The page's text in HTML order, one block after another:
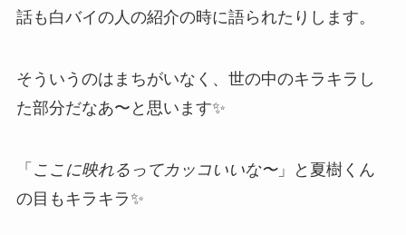
話も白バイの人の紹介の時に語られたりします。
そういうのはまちがいなく、世の中のキラキラし
た部分だなあ〜と思います✨
「 ここに映れるってカッコいいな〜」と夏樹くん
の目もキラキラ✨